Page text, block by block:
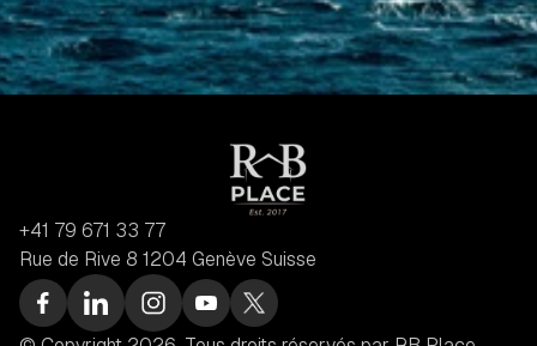
+41 79 671 33 77
Rue de Rive 8 1204 Genève Suisse